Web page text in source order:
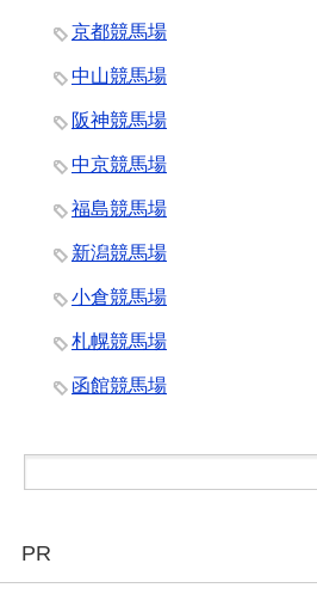
京都競馬場
中山競馬場
阪神競馬場
中京競馬場
福島競馬場
新潟競馬場
小倉競馬場
札幌競馬場
函館競馬場
PR